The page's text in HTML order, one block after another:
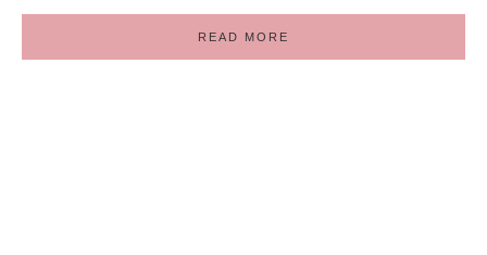
READ MORE